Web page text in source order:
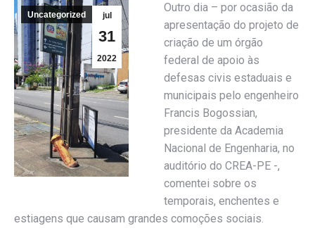
jul
31
2022
Uncategorized
Outro dia – por ocasião da
apresentação do projeto de
criação de um órgão
federal de apoio às
defesas civis estaduais e
municipais pelo engenheiro
Francis Bogossian,
presidente da Academia
Nacional de Engenharia, no
auditório do CREA-PE -,
comentei sobre os
temporais, enchentes e
estiagens que causam grandes comoções sociais.